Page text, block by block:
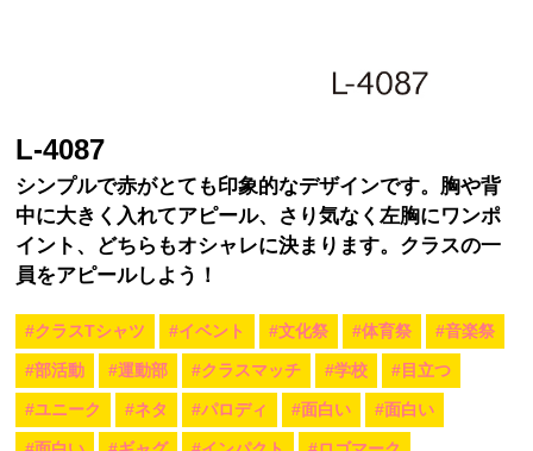
L-4087
シンプルで赤がとても印象的なデザインです。胸や背
中に大きく入れてアピール、さり気なく左胸にワンポ
イント、どちらもオシャレに決まります。クラスの一
員をアピールしよう！
#クラスTシャツ #イベント #文化祭 #体育祭 #音楽祭
#部活動 #運動部 #クラスマッチ #学校 #目立つ
#ユニーク #ネタ #パロディ #面白い #面白い